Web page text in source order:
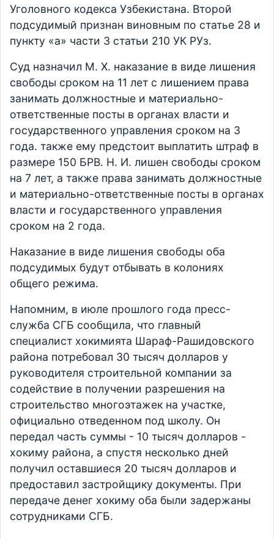
Уголовного кодекса Узбекистана. Второй
подсудимый признан виновным по статье 28 и
пункту «а» части 3 статьи 210 УК РУз.
Суд назначил М. Х. наказание в виде лишения
свободы сроком на 11 лет с лишением права
занимать должностные и материально-
ответственные посты в органах власти и
государственного управления сроком на 3
года. также ему предстоит выплатить штраф в
размере 150 БРВ. Н. И. лишен свободы сроком
на 7 лет, а также права занимать должностные
и материально-ответственные посты в органах
власти и государственного управления
сроком на 2 года.
Наказание в виде лишения свободы оба
подсудимых будут отбывать в колониях
общего режима.
Напомним, в июле прошлого года пресс-
служба СГБ сообщила, что главный
специалист хокимията Шараф-Рашидовского
района потребовал 30 тысяч долларов у
руководителя строительной компании за
содействие в получении разрешения на
строительство многоэтажек на участке,
официально отведенном под школу. Он
передал часть суммы - 10 тысяч долларов -
хокиму района, а спустя несколько дней
получил оставшиеся 20 тысяч долларов и
предоставил застройщику документы. При
передаче денег хокиму оба были задержаны
сотрудниками СГБ.